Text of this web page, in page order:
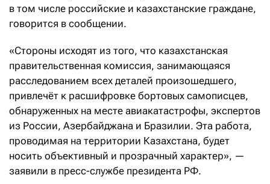
в том числе российские и казахстанские граждане,
говорится в сообщении.
«Стороны исходят из того, что казахстанская
правительственная комиссия, занимающаяся
расследованием всех деталей произошедшего,
привлечёт к расшифровке бортовых самописцев,
обнаруженных на месте авиакатастрофы, экспертов
из России, Азербайджана и Бразилии. Эта работа,
проводимая на территории Казахстана, будет
носить объективный и прозрачный характер», —
заявили в пресс-службе президента РФ.